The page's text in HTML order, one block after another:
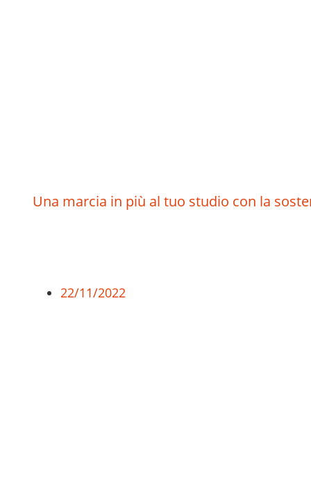
Una marcia in più al tuo studio con la
22/11/2022